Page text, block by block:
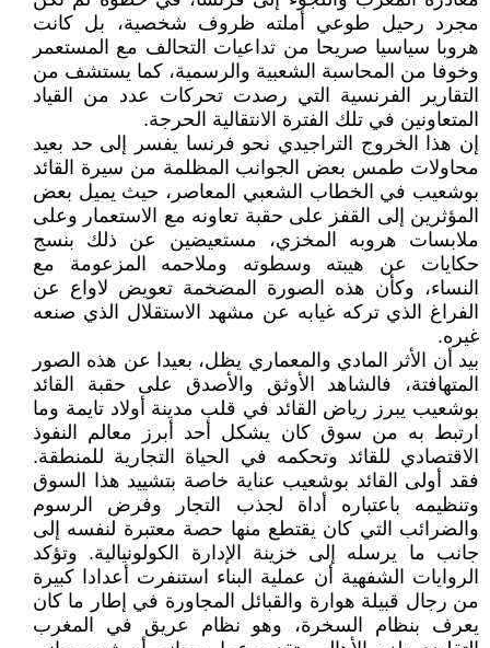
مجرد رحيل طوعي أملته ظروف شخصية، بل كانت
هروبا سياسيا صريحا من تداعيات التحالف مع المستعمر
وخوفا من المحاسبة الشعبية والرسمية، كما يستشف من
التقارير الفرنسية التي رصدت تحركات عدد من القياد
المتعاونين في تلك الفترة الانتقالية الحرجة.
إن هذا الخروج التراجيدي نحو فرنسا يفسر إلى حد بعيد
محاولات طمس بعض الجوانب المظلمة من سيرة القائد
بوشعيب في الخطاب الشعبي المعاصر، حيث يميل بعض
المؤثرين إلى القفز على حقبة تعاونه مع الاستعمار وعلى
ملابسات هروبه المخزي، مستعيضين عن ذلك بنسج
حكايات عن هيبته وسطوته وملاحمه المزعومة مع
النساء، وكأن هذه الصورة المضخمة تعويض لاواع عن
الفراغ الذي تركه غيابه عن مشهد الاستقلال الذي صنعه
غيره.
بيد أن الأثر المادي والمعماري يظل، بعيدا عن هذه الصور
المتهافتة، فالشاهد الأوثق والأصدق على حقبة القائد
بوشعيب يبرز رياض القائد في قلب مدينة أولاد تايمة وما
ارتبط به من سوق كان يشكل أحد أبرز معالم النفوذ
الاقتصادي للقائد وتحكمه في الحياة التجارية للمنطقة.
فقد أولى القائد بوشعيب عناية خاصة بتشييد هذا السوق
وتنظيمه باعتباره أداة لجذب التجار وفرض الرسوم
والضرائب التي كان يقتطع منها حصة معتبرة لنفسه إلى
جانب ما يرسله إلى خزينة الإدارة الكولونيالية. وتؤكد
الروايات الشفهية أن عملية البناء استنفرت أعدادا كبيرة
من رجال قبيلة هوارة والقبائل المجاورة في إطار ما كان
يعرف بنظام السخرة، وهو نظام عريق في المغرب